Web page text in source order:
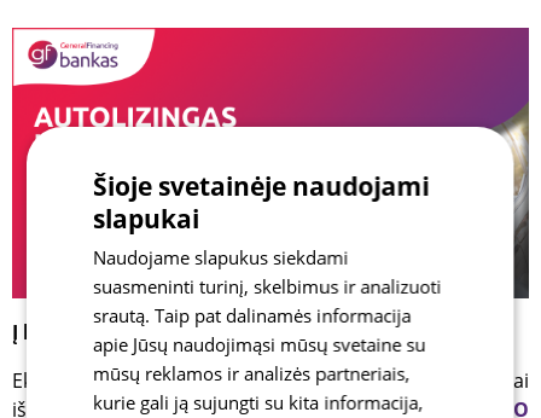
Į biudžetą – ir išlaidos automobilio priežiūrai
Ekspertė pažymi, kad, perkant automobilį išsimokėtinai
iš įmonės, kuri yraGENERAL FINANCING BANKO
Šioje svetainėje naudojami
slapukai
Naudojame slapukus siekdami
suasmeninti turinį, skelbimus ir analizuoti
srautą. Taip pat dalinamės informacija
apie Jūsų naudojimąsi mūsų svetaine su
mūsų reklamos ir analizės partneriais,
kurie gali ją sujungti su kita informacija,